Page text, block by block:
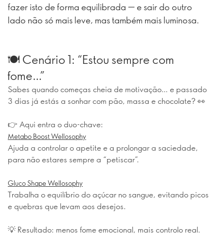
fazer isto de forma equilibrada — e sair do outro
lado não só mais leve, mas também mais luminosa.
🍽️ Cenário 1: “Estou sempre com
fome…”
Sabes quando começas cheia de motivação… e passado
3 dias já estás a sonhar com pão, massa e chocolate? 👀
👉 Aqui entra o duo-chave:
Metabo Boost Wellosophy
Ajuda a controlar o apetite e a prolongar a saciedade,
para não estares sempre a “petiscar”.
Gluco Shape Wellosophy
Trabalha o equilíbrio do açúcar no sangue, evitando picos
e quebras que levam aos desejos.
💡 Resultado: menos fome emocional, mais controlo real.